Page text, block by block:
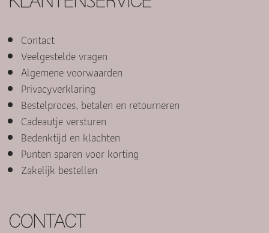
Contact
Veelgestelde vragen
Algemene voorwaarden
Privacyverklaring
Bestelproces, betalen en retourneren
Cadeautje versturen
Bedenktijd en klachten
Punten sparen voor korting
Zakelijk bestellen
CONTACT